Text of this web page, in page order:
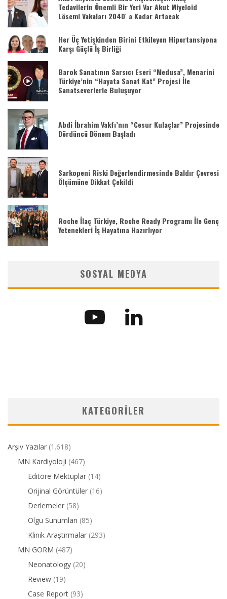
Tedavilerin Önemli Bir Yeri Var Akut Miyeloid
Lösemi Vakaları 2040′ a Kadar Artacak
Her Üç Yetişkinden Birini Etkileyen Hipertansiyona
Karşı Güçlü İş Birliği
Barok Sanatının Sarsıcı Eseri “Medusa”, Menarini
Türkiye’nin “Hayata Sanat Kat” Projesi İle
Sanatseverlerle Buluşuyor
Abdi İbrahim Vakfı’nın “Cesur Kulaçlar” Projesinde
Dördüncü Dönem Başladı
Sarkopeni Riski Değerlendirmesinde Baldır Çevresi
Ölçümüne Dikkat Çekildi
Roche İlaç Türkiye, Roche Ready Programı İle Genç
Yetenekleri İş Hayatına Hazırlıyor
SOSYAL MEDYA
KATEGORILER
Arşiv Yazılar (1.618)
MN Kardiyoloji (467)
Editöre Mektuplar (14)
Orijinal Görüntüler (16)
Derlemeler (58)
Olgu Sunumları (85)
Klinik Araştırmalar (293)
MN GORM (487)
Neonatology (20)
Review (19)
Case Report (93)